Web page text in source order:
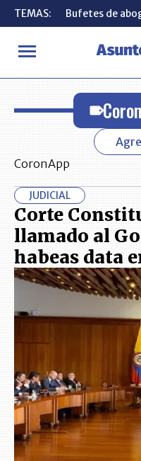
TEMAS: Bufetes de
INICIO CoronApp
TEMAS: Bufetes de
CoronApp
JUDICIAL
Corte
llamado al
habeas data